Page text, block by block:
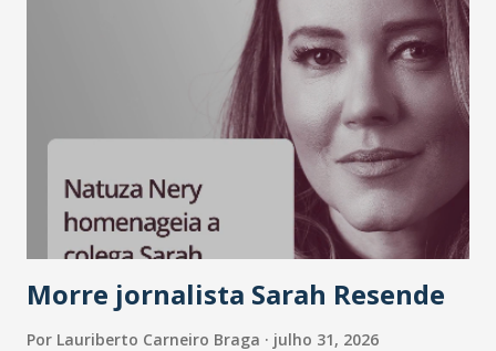
Morre jornalista Sarah Resende
Por Lauriberto Carneiro Braga julho 31, 2026